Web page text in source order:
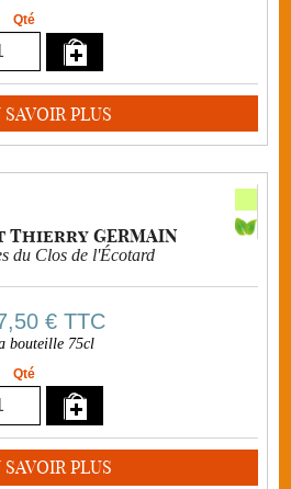
Qté
SAVOIR PLUS
Thierry GERMAIN
du Clos de l'Écotard
€TTC
bouteille 75cl
Qté
SAVOIR PLUS